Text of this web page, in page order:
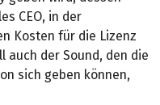
CEO, in der
Kosten für die Lizenz
auch der Sound, den die
sich geben können,